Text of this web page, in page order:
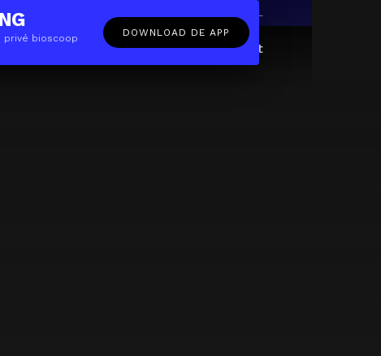
NL
De App GiftcardOverFAQContact
privé bioscoop
DOWNLOAD DE APP